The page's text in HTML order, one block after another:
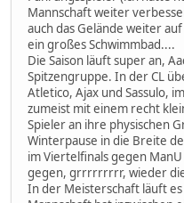
Mannschaft weiter
auch das Gelände weiter
ein großes Schwimmbad....
Die Saison läuft super an,
Spitzengruppe. In der CL
Atletico, Ajax und Sassulo,
zumeist mit einem recht
Spieler an ihre physischen
Winterpause in die Breite
im Viertelfinals gegen
gegen, grrrrrrrrr, wieder
In der Meisterschaft läuft